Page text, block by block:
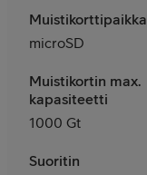
Muistikorttipaikka
microSD
Muistikortin max.
kapasiteetti
1000 Gt
Suoritin